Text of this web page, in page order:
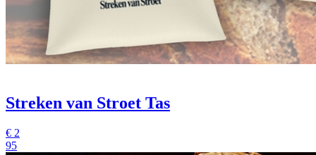
Streken van Stroet Tas
€ 2
95